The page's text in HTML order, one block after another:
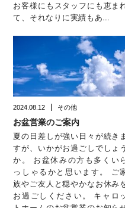
お客様にもスタッフにも恵ま
て、それなりに実績もあ…
2024.08.12 その他
お盆営業のご案内
夏の日差しが強い日々が続きま
すが、いかがお過ごしでしょう
か。 お盆休みの方も多くい
っしゃるかと思います。 ご
族やご友人と穏やかなお休み
お過ごしください。 キャロ